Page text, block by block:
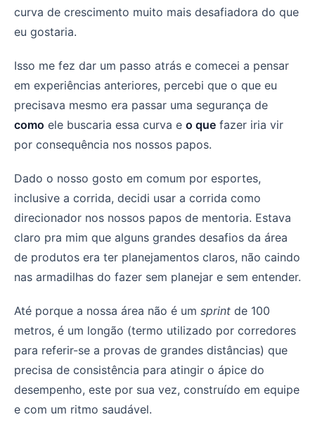
curva de crescimento muito mais desafiadora do que
eu gostaria.
Isso me fez dar um passo atrás e comecei a pensar
em experiências anteriores, percebi que o que eu
precisava mesmo era passar uma segurança de
como ele buscaria essa curva e o que fazer iria vir
por consequência nos nossos papos.
Dado o nosso gosto em comum por esportes,
inclusive a corrida, decidi usar a corrida como
direcionador nos nossos papos de mentoria. Estava
claro pra mim que alguns grandes desafios da área
de produtos era ter planejamentos claros, não caindo
nas armadilhas do fazer sem planejar e sem entender.
Até porque a nossa área não é um sprint de 100
metros, é um longão (termo utilizado por corredores
para referir-se a provas de grandes distâncias) que
precisa de consistência para atingir o ápice do
desempenho, este por sua vez, construído em equipe
e com um ritmo saudável.